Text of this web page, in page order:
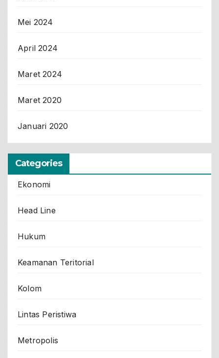
Mei 2024
April 2024
Maret 2024
Maret 2020
Januari 2020
Categories
Ekonomi
Head Line
Hukum
Keamanan Teritorial
Kolom
Lintas Peristiwa
Metropolis